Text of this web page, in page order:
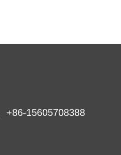
+86-15605708388